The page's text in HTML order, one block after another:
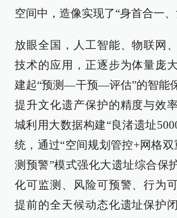
空间中，造像实现了“身首合一、
放眼全国，人工智能、物联网
技术的应用，正逐步为体量庞
建起“预测—干预—评估”的智能
提升文化遗产保护的精度与效
城利用大数据构建“良渚遗址
统，通过“空间规划管控+网格
测预警”模式强化大遗址综合保
化可监测、风险可预警、行为
提前的全天候动态化遗址保护